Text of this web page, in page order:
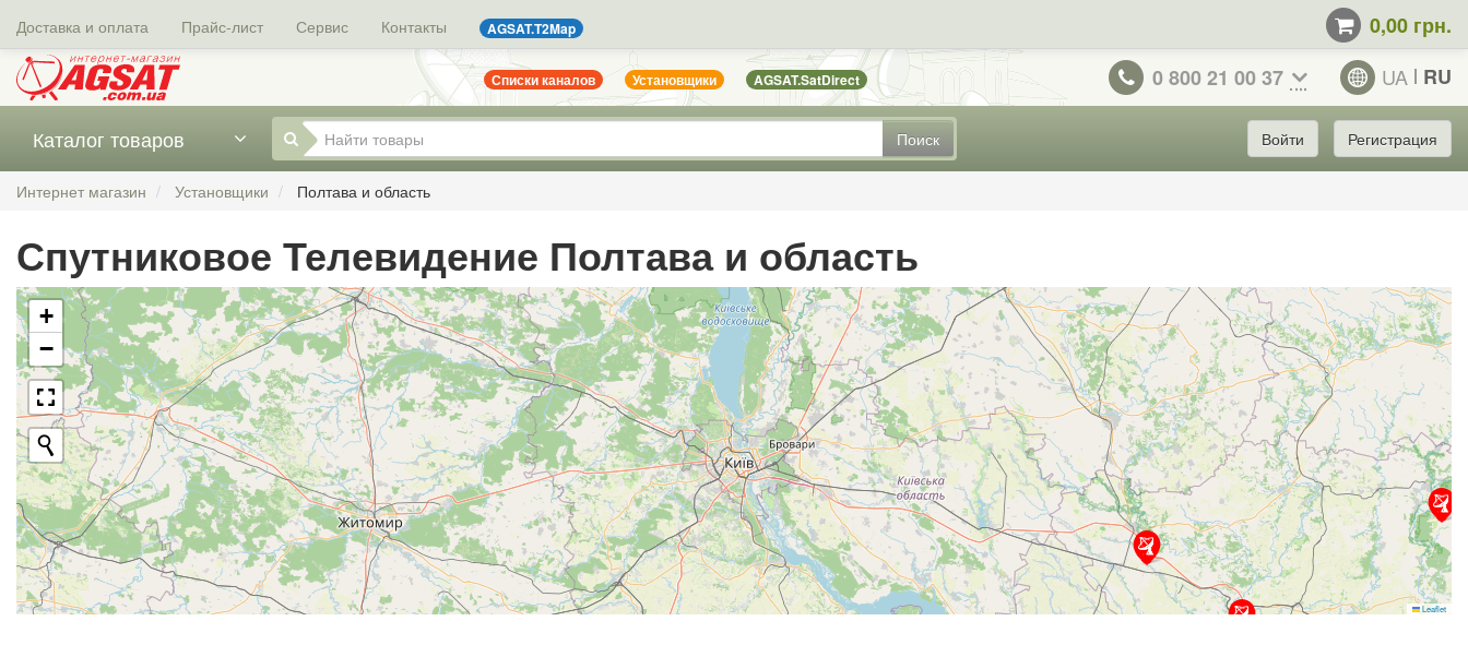
Доставка и оплата Прайс-лист Сервис Контакты AGSAT.T2Map 0,00 грн.
Списки каналов Установщики AGSAT.SatDirect 0 800 21 00 37 UA RU
Поиск
Каталог товаров Войти Регистрация
Интернет магазин Установщики Полтава и область
Спутниковое Телевидение Полтава и область
+
−
Leaflet